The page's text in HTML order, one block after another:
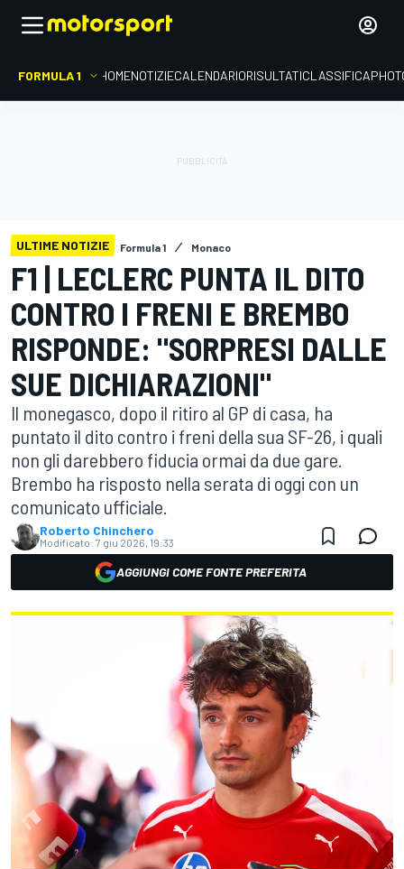
FORMULA 1 HOMENOTIZIECALENDARIORISULTATICLASSIFICA
ULTIME NOTIZIE Formula 1 Monaco
F1 | LECLERC PUNTA IL DITO
CONTRO I FRENI E BREMBO
RISPONDE: "SORPRESI DALLE
SUE DICHIARAZIONI"
Il monegasco, dopo il ritiro al GP di casa, ha
puntato il dito contro i freni della sua SF-26, i quali
non gli darebbero fiducia ormai da due gare.
Brembo ha risposto nella serata di oggi con un
comunicato ufficiale.
Roberto Chinchero
Modificato: 7 giu 2026, 19:33
AGGIUNGI COME FONTE PREFERITA